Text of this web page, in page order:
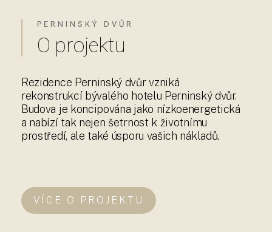
PERNINSKÝ DVŮR
O projektu
Rezidence Perninský dvůr vzniká
rekonstrukcí bývalého hotelu Perninský dvůr.
Budova je koncipována jako nízkoenergetická
a nabízí tak nejen šetrnost k životnímu
prostředí, ale také úsporu vašich nákladů.
VÍCE O PROJEKTU